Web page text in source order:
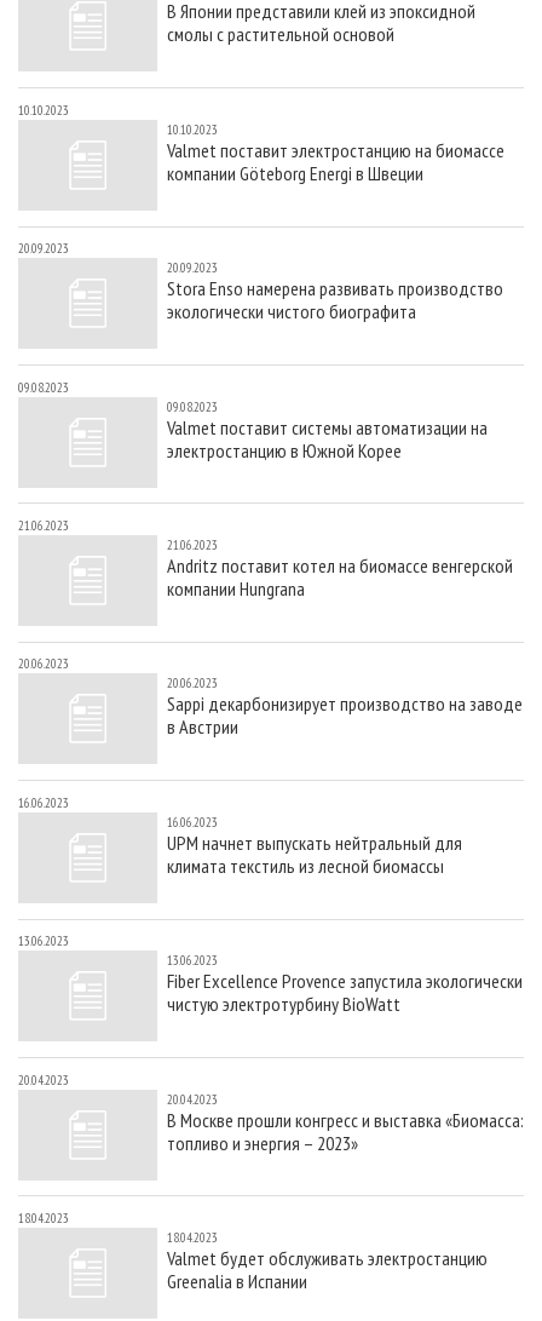
СУШКА ДРЕВЕСИНЫ
ПРОИЗВОДСТВО ДРЕВЕСНЫХ ПЛИТ
ДЕРЕВЯННОЕ ДОМОСТРОЕНИЕ
ПРОИЗВОДСТВО МЕБЕЛИ
БИОЭНЕРГЕТИКА
ЦБП
ИНСТРУМЕНТ И МАТЕРИАЛЫ
ПЕРСОНЫ
МОБИЛЬНЫЕ ВЫСТАВКИ
ПРИОРИТЕТНЫЕ ИНВЕСТПРОЕКТЫ
RUSSIAN FORESTRY REVIEW
ГАЗЕТА ЛЕСПРОМФОРУМ
БИБЛИОТЕКА СПЕЦИАЛИСТА
КОНТАКТЫ
РЕКЛАМА
В Японии представили клей из эпоксидной
смолы с растительной основой
10.10.2023
10.10.2023
Valmet поставит электростанцию на биомассе
компании Göteborg Energi в Швеции
20.09.2023
20.09.2023
Stora Enso намерена развивать производство
экологически чистого биографита
09.08.2023
09.08.2023
Valmet поставит системы автоматизации на
электростанцию в Южной Корее
21.06.2023
21.06.2023
Andritz поставит котел на биомассе венгерской
компании Hungrana
20.06.2023
20.06.2023
Sappi декарбонизирует производство на заводе
в Австрии
16.06.2023
16.06.2023
UPM начнет выпускать нейтральный для
климата текстиль из лесной биомассы
13.06.2023
13.06.2023
Fiber Excellence Provence запустила экологически
чистую электротурбину BioWatt
20.04.2023
20.04.2023
В Москве прошли конгресс и выставка «Биомасса:
топливо и энергия – 2023»
18.04.2023
18.04.2023
Valmet будет обслуживать электростанцию
Greenalia в Испании